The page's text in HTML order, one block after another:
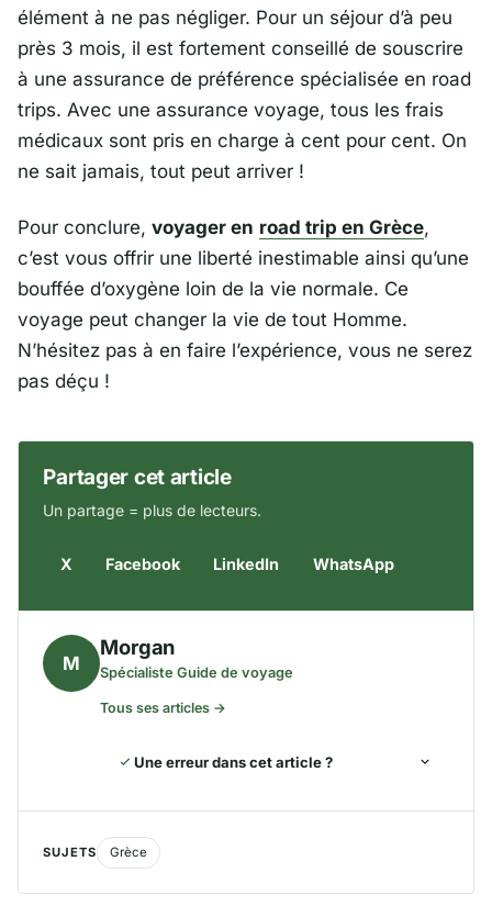
élément à ne pas négliger. Pour un séjour d’à peu
près 3 mois, il est fortement conseillé de souscrire
à une assurance de préférence spécialisée en road
trips. Avec une assurance voyage, tous les frais
médicaux sont pris en charge à cent pour cent. On
ne sait jamais, tout peut arriver !
Pour conclure, voyager en road trip en Grèce,
c’est vous offrir une liberté inestimable ainsi qu’une
bouffée d’oxygène loin de la vie normale. Ce
voyage peut changer la vie de tout Homme.
N’hésitez pas à en faire l’expérience, vous ne serez
pas déçu !
Partager cet article
Un partage = plus de lecteurs.
X Facebook LinkedIn WhatsApp
M
Morgan
Spécialiste Guide de voyage
Tous ses articles →
Une erreur dans cet article ?
SUJETS Grèce